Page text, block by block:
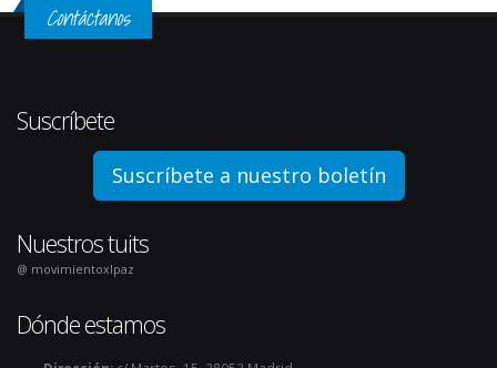
Contáctanos
Suscríbete
Suscríbete a nuestro boletín
Nuestros tuits
@ movimientoxlpaz
Dónde estamos